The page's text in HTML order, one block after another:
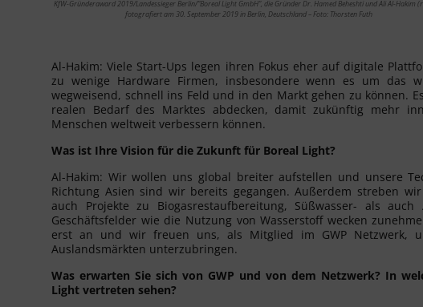
KfW-Gründeraward 2019/Landessieger Berlin/“Boreal Light GmbH“, die Gründer Dr. Hamed Beheshti und Ali Al-Hakim
fotografiert am 30. September 2019 in Berlin, Deutschland – Foto: Thorsten Futh
Al-Hakim: Viele Start-Ups legen ihren Fokus eher auf digitale
zu wenige Hardware Firmen, insbesondere wenn es um das
wegweisend, schnell ins Feld und in den Markt gehen zu können.
realen Bedarf des Marktes abdecken, damit zukünftig mehr
Menschen weltweit verbessern können.
Was ist Ihre Vision für die Zukunft für Boreal Light?
Al-Hakim: Wir wollen uns global breiter aufstellen und unsere
Richtung Asien sind wir bereits gegangen. Außerdem streben
auch Projekte zu Biogasrestaufbereitung, Süßwasser- als
Geschäftsfelder wie die Nutzung von Wasserstoff wecken
erst an und wir freuen uns, als Mitglied im GWP Netzwerk,
Auslandsmärkten unterzubringen.
Was erwarten Sie sich von GWP und von dem Netzwerk? In
Light vertreten sehen?